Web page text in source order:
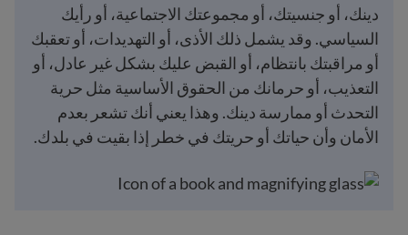
دينك، أو جنسيتك، أو مجموعتك الاجتماعية، أو رأيك
السياسي. وقد يشمل ذلك الأذى، أو التهديدات، أو تعقبك
أو مراقبتك بانتظام، أو القبض عليك بشكل غير عادل، أو
التعذيب، أو حرمانك من الحقوق الأساسية مثل حرية
التحدث أو ممارسة دينك. وهذا يعني أنك تشعر بعدم
الأمان وأن حياتك أو حريتك في خطر إذا بقيت في بلدك.